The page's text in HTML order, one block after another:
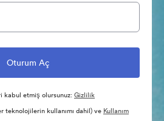
kabul etmiş olursunuz:Gizlilik
teknolojilerin kullanımı dahil) ve Kullanım